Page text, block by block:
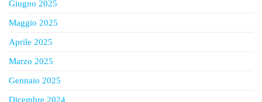
Giugno 2025
Maggio 2025
Aprile 2025
Marzo 2025
Gennaio 2025
Dicembre 2024